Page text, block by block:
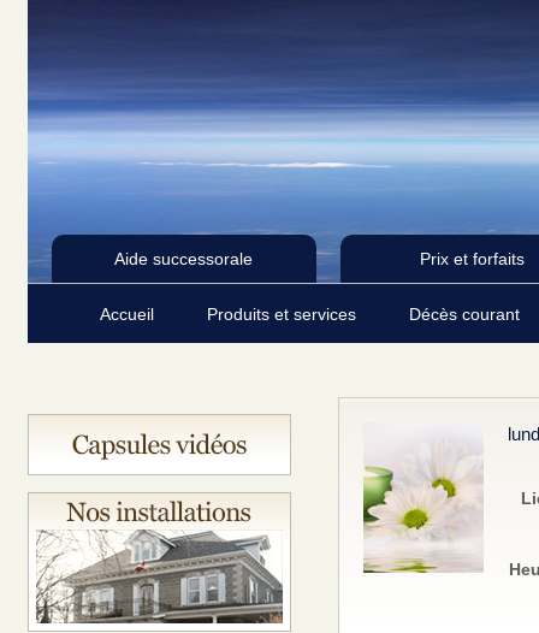
Aide successorale Prix et forfaits
Accueil Produits et services Décès courant